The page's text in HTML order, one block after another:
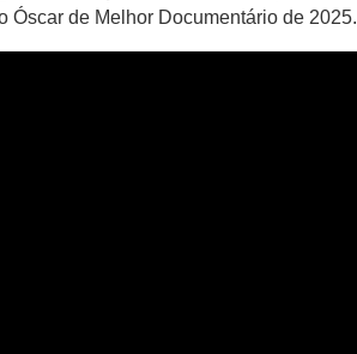
Óscar de Melhor Documentário de 2025.